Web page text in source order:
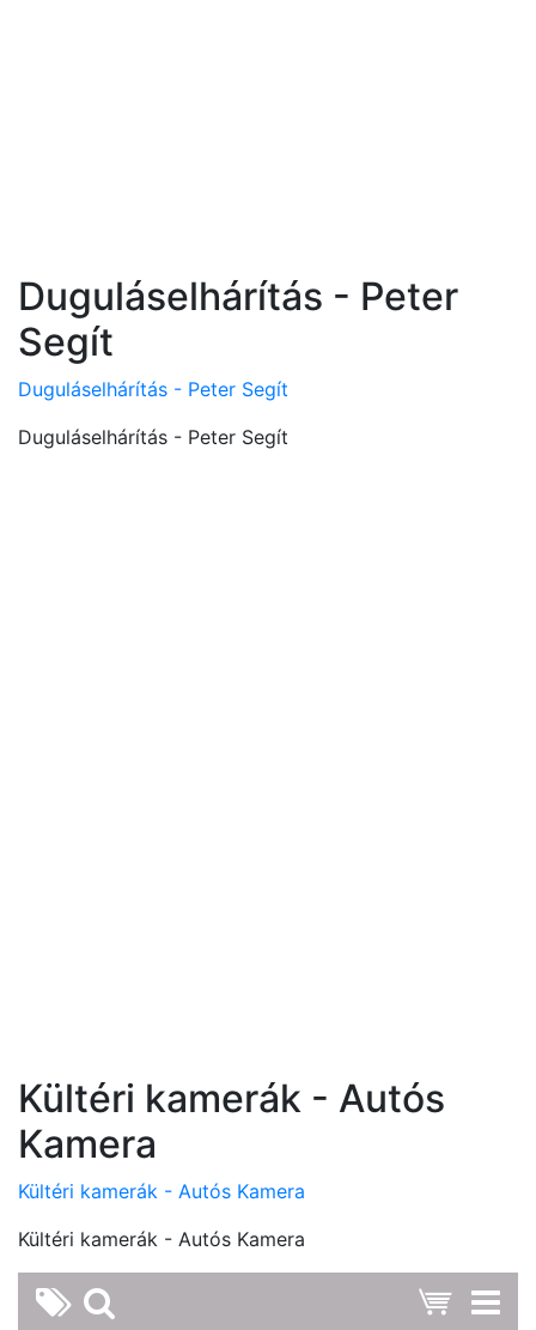
Duguláselhárítás - Peter
Segít
Duguláselhárítás - Peter Segít
Duguláselhárítás - Peter Segít
Kültéri kamerák - Autós
Kamera
Kültéri kamerák - Autós Kamera
Kültéri kamerák - Autós Kamera